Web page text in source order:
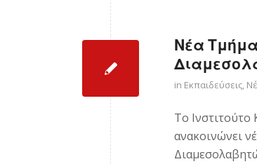
Νέα
in Εκπαιδεύσεις
Το
ανακοινώνει